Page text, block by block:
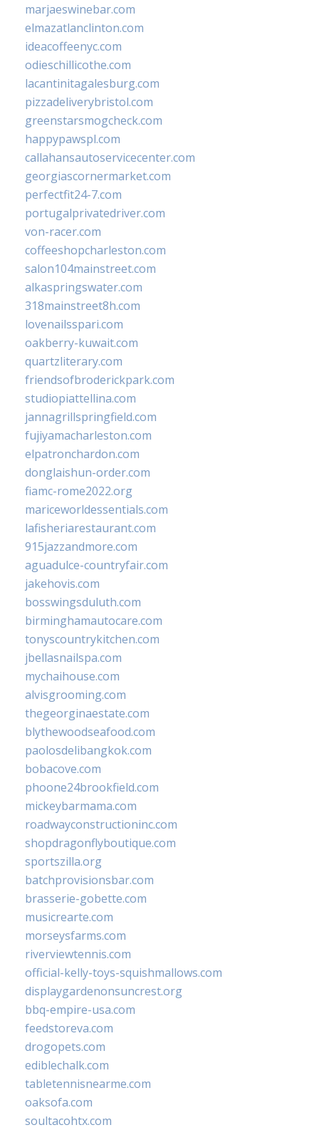
marjaeswinebar.com
elmazatlanclinton.com
ideacoffeenyc.com
odieschillicothe.com
lacantinitagalesburg.com
pizzadeliverybristol.com
greenstarsmogcheck.com
happypawspl.com
callahansautoservicecenter.com
georgiascornermarket.com
perfectfit24-7.com
portugalprivatedriver.com
von-racer.com
coffeeshopcharleston.com
salon104mainstreet.com
alkaspringswater.com
318mainstreet8h.com
lovenailsspari.com
oakberry-kuwait.com
quartzliterary.com
friendsofbroderickpark.com
studiopiattellina.com
jannagrillspringfield.com
fujiyamacharleston.com
elpatronchardon.com
donglaishun-order.com
fiamc-rome2022.org
mariceworldessentials.com
lafisheriarestaurant.com
915jazzandmore.com
aguadulce-countryfair.com
jakehovis.com
bosswingsduluth.com
birminghamautocare.com
tonyscountrykitchen.com
jbellasnailspa.com
mychaihouse.com
alvisgrooming.com
thegeorginaestate.com
blythewoodseafood.com
paolosdelibangkok.com
bobacove.com
phoone24brookfield.com
mickeybarmama.com
roadwayconstructioninc.com
shopdragonflyboutique.com
sportszilla.org
batchprovisionsbar.com
brasserie-gobette.com
musicrearte.com
morseysfarms.com
riverviewtennis.com
official-kelly-toys-squishmallows.com
displaygardenonsuncrest.org
bbq-empire-usa.com
feedstoreva.com
drogopets.com
ediblechalk.com
tabletennisnearme.com
oaksofa.com
soultacohtx.com